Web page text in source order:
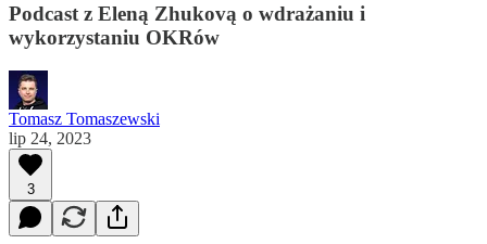
Podcast z Eleną Zhukovą o wdrażaniu i
wykorzystaniu OKRów
Tomasz Tomaszewski
lip 24, 2023
3